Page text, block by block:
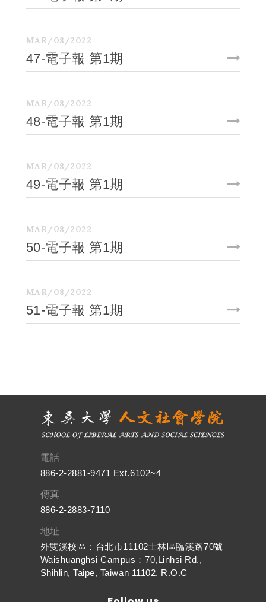
MAR/08/2022
47-電子報 第1期
MAR/08/2022
48-電子報 第1期
MAR/08/2022
49-電子報 第1期
MAR/08/2022
50-電子報 第1期
MAR/08/2022
51-電子報 第1期
電話
886-2-2881-9471 Ext.6102~4
傳真
886-2-2883-7110
地址
外雙溪校區：台北市11102士林區臨溪路70號
Waishuanghsi Campus：70,Linhsi Rd.,
Shihlin, Taipe, Taiwan 11102. R.O.C